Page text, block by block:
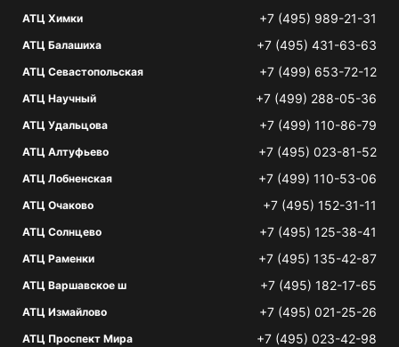
АТЦ Химки +7 (495) 989-21-31
АТЦ Балашиха +7 (495) 431-63-63
АТЦ Севастопольская +7 (499) 653-72-12
АТЦ Научный +7 (499) 288-05-36
АТЦ Удальцова +7 (499) 110-86-79
АТЦ Алтуфьево +7 (495) 023-81-52
АТЦ Лобненская +7 (499) 110-53-06
АТЦ Очаково +7 (495) 152-31-11
АТЦ Солнцево +7 (495) 125-38-41
АТЦ Раменки +7 (495) 135-42-87
АТЦ Варшавское ш +7 (495) 182-17-65
АТЦ Измайлово +7 (495) 021-25-26
АТЦ Проспект Мира +7 (495) 023-42-98